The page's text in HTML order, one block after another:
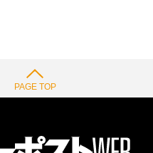
PAGE TOP